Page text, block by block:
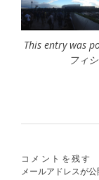
This entry was
フィ
コメントを残す
メールアドレスが公